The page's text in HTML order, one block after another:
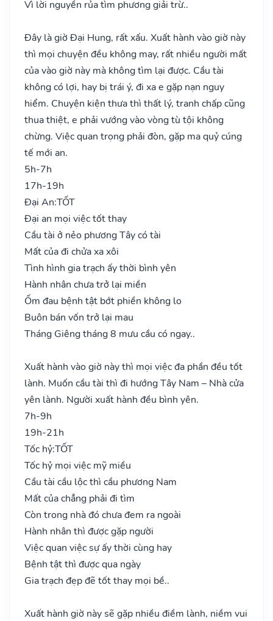
Vì lời nguyền rủa tìm phương giải trừ..
Đây là giờ Đại Hung, rất xấu. Xuất hành vào giờ này
thì mọi chuyện đều không may, rất nhiều người mất
của vào giờ này mà không tìm lại được. Cầu tài
không có lợi, hay bị trái ý, đi xa e gặp nạn nguy
hiểm. Chuyện kiện thưa thì thất lý, tranh chấp cũng
thua thiệt, e phải vướng vào vòng tù tội không
chừng. Việc quan trọng phải đòn, gặp ma quỷ cúng
tế mới an.
5h-7h
17h-19h
Đại An:TỐT
Đại an mọi việc tốt thay
Cầu tài ở nẻo phương Tây có tài
Mất của đi chửa xa xôi
Tình hình gia trạch ấy thời bình yên
Hành nhân chưa trở lại miền
Ốm đau bệnh tật bớt phiền không lo
Buôn bán vốn trở lại mau
Tháng Giêng tháng 8 mưu cầu có ngay..
Xuất hành vào giờ này thì mọi việc đa phần đều tốt
lành. Muốn cầu tài thì đi hướng Tây Nam – Nhà cửa
yên lành. Người xuất hành đều bình yên.
7h-9h
19h-21h
Tốc hỷ:TỐT
Tốc hỷ mọi việc mỹ miều
Cầu tài cầu lộc thì cầu phương Nam
Mất của chẳng phải đi tìm
Còn trong nhà đó chưa đem ra ngoài
Hành nhân thì được gặp người
Việc quan việc sự ấy thời cùng hay
Bệnh tật thì được qua ngày
Gia trạch đẹp đẽ tốt thay mọi bề..
Xuất hành giờ này sẽ gặp nhiều điềm lành, niềm vui